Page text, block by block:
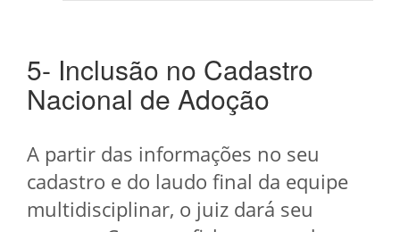
5- Inclusão no Cadastro
Nacional de Adoção
A partir das informações no seu
cadastro e do laudo final da equipe
multidisciplinar, o juiz dará seu